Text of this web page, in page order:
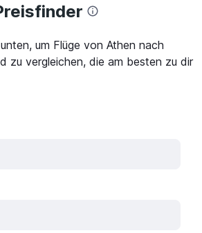
um Flüge von Athen nach
zu vergleichen, die am besten zu dir